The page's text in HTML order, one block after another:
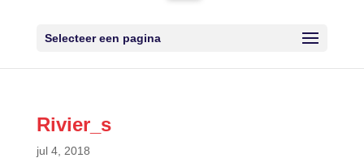
Selecteer een pagina
Rivier_s
jul 4, 2018